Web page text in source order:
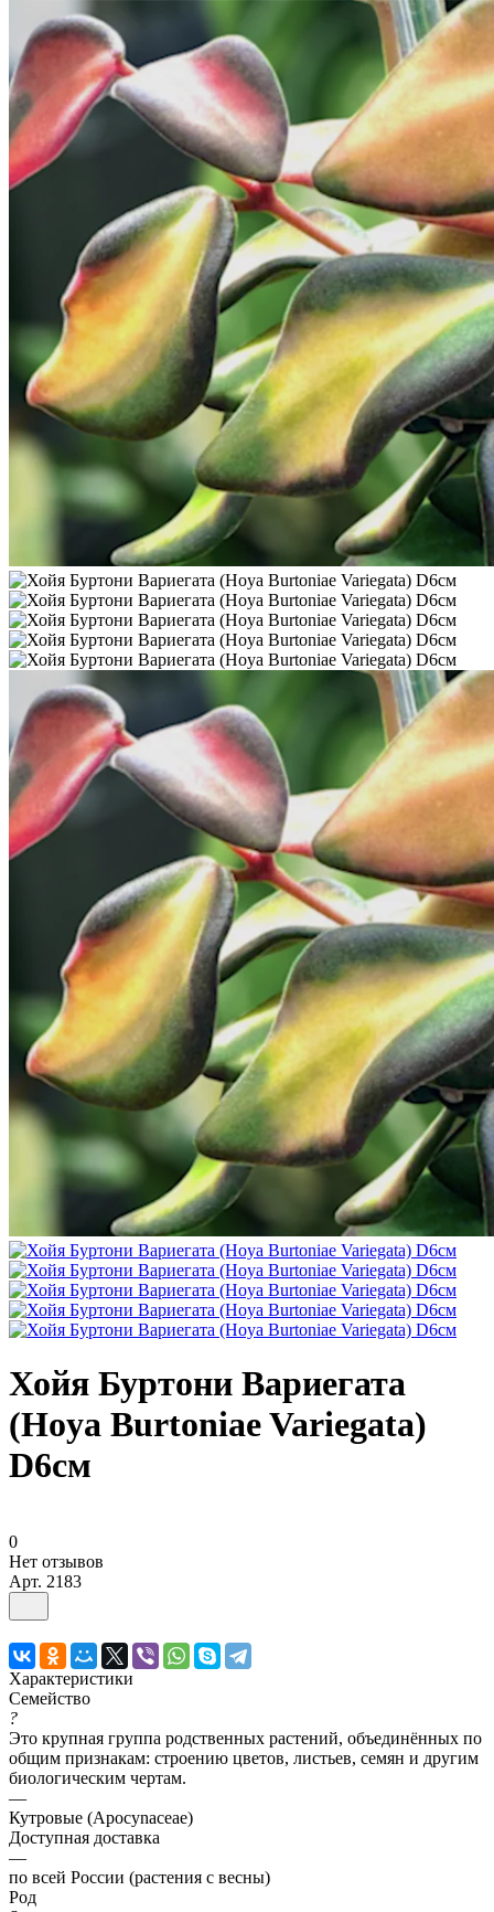
Хойя Буртони Вариегата
(Hoya Burtoniae Variegata)
D6см
0
Нет отзывов
Арт. 2183
Характеристики
Семейство
?
Это крупная группа родственных растений, объединённых по
общим признакам: строению цветов, листьев, семян и другим
биологическим чертам.
—
Кутровые (Apocynaceae)
Доступная доставка
—
по всей России (растения с весны)
Род